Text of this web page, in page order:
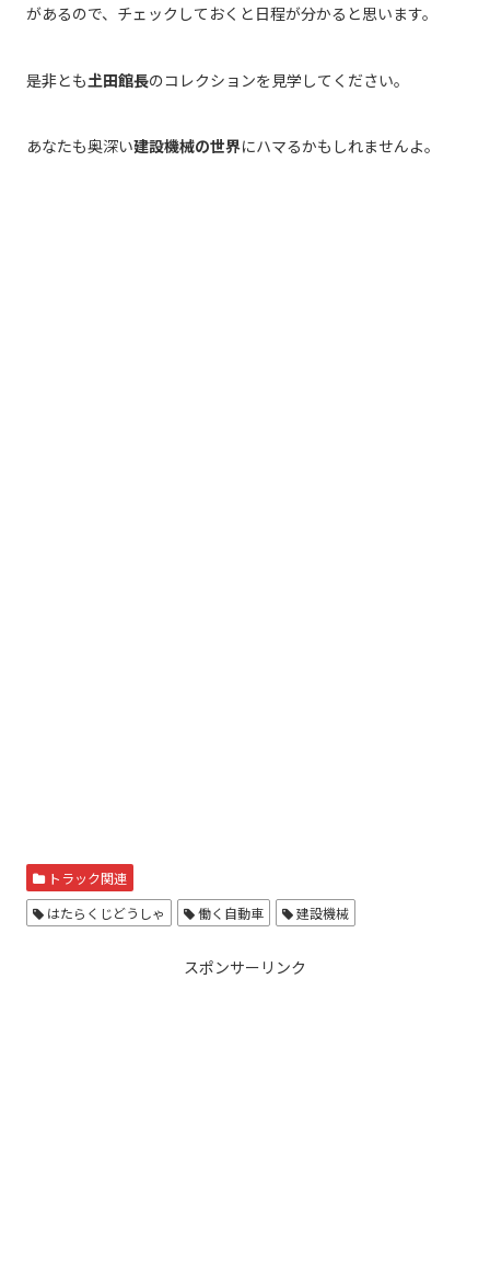
があるので、チェックしておくと日程が分かると思います。
是非とも𡈽田館長のコレクションを見学してください。
あなたも奥深い建設機械の世界にハマるかもしれませんよ。
トラック関連
はたらくじどうしゃ
働く自動車 建設機械
スポンサーリンク